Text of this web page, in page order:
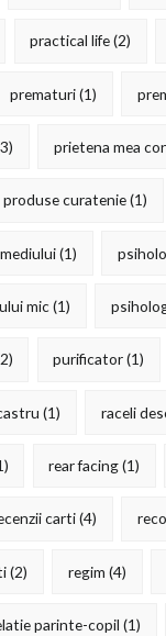
practical life(2)
prematuri(1)
prietena mea
produse curatenie(1)
(1)
mic(1)
purificator(1)
(1) raceli
rear facing(1)
carti(4)
(2) regim (4)
parinte-copil (1)